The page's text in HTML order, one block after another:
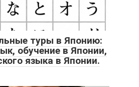
туры в Японию:
обучение в Японии,
языка в Японии.